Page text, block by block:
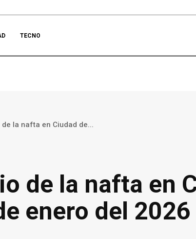
TECNO
de la nafta en Ciudad de...
de la nafta en
enero del 2026